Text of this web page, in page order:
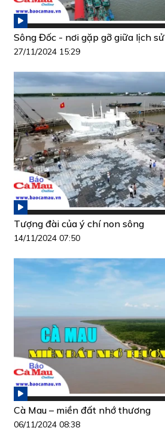
Sông Đốc - nơi gặp gỡ giữa lịch
27/11/2024 15:29
Tượng đài của ý chí non sông
14/11/2024 07:50
Cà Mau – miền đất nhớ thương
06/11/2024 08:38